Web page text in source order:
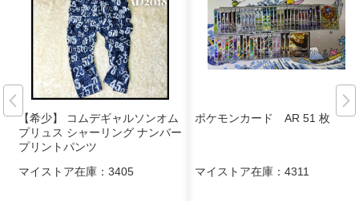
【希少】 コムデギャルソンオム
プリュス シャーリング ナンバー
プリントパンツ
マイストア在庫： 3405
ポケモンカード AR 51 枚
マイストア在庫： 4311